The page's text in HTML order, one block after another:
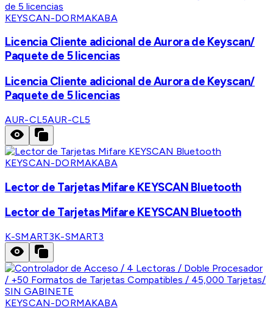
KEYSCAN-DORMAKABA
Licencia Cliente adicional de Aurora de Keyscan/
Paquete de 5 licencias
Licencia Cliente adicional de Aurora de Keyscan/
Paquete de 5 licencias
AUR-CL5AUR-CL5
KEYSCAN-DORMAKABA
Lector de Tarjetas Mifare KEYSCAN Bluetooth
Lector de Tarjetas Mifare KEYSCAN Bluetooth
K-SMART3K-SMART3
KEYSCAN-DORMAKABA